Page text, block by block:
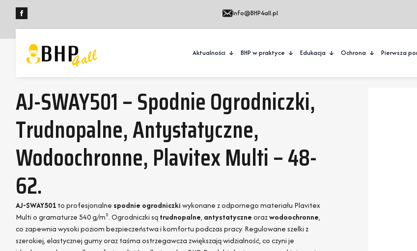
Info@BHP4all.pl
Aktualności BHP w praktyce Edukacja Ochrona Pierwsza
AJ-SWAY501 – Spodnie Ogrodniczki,
Trudnopalne, Antystatyczne,
Wodoochronne, Plavitex Multi – 48-
62.
AJ-SWAY501to profesjonalne spodnie ogrodniczkiwykonane z odpornego materiału Plavitex
Multi o gramaturze 540 g/m². Ogrodniczki sątrudnopalne, antystatyczneorazwodoochronne,
co zapewnia wysoki poziom bezpieczeństwa i komfortu podczas pracy. Regulowane szelki z
szerokiej, elastycznej gumy oraz taśma ostrzegawcza zwiększają widzialność, co czyni je